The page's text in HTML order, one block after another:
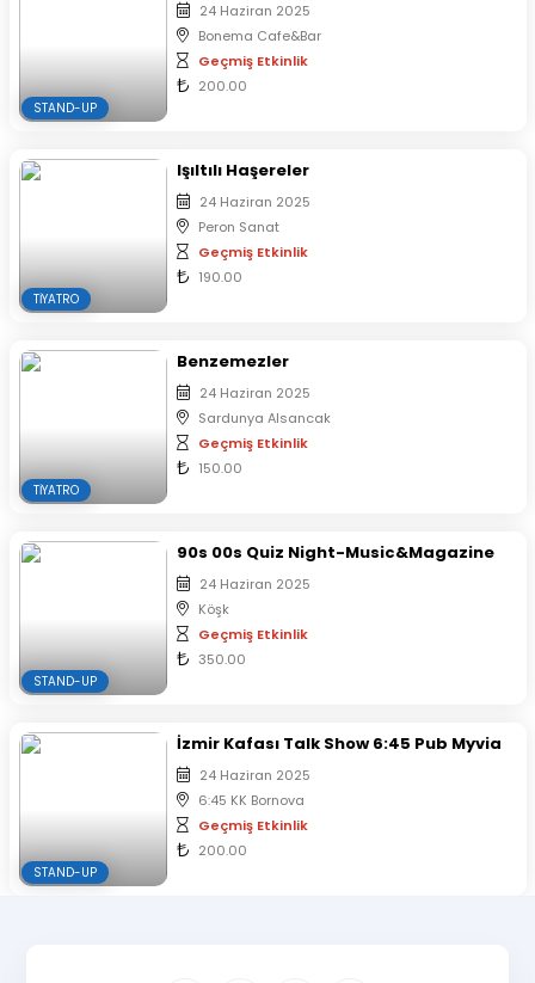
STAND-UP
24 Haziran 2025
Bonema Cafe&Bar
Geçmiş Etkinlik
200.00
TIYATRO
Işıltılı Haşereler
24 Haziran 2025
Peron Sanat
Geçmiş Etkinlik
190.00
TIYATRO
Benzemezler
24 Haziran 2025
Sardunya Alsancak
Geçmiş Etkinlik
150.00
STAND-UP
90s 00s Quiz Night-Music&Magazine
24 Haziran 2025
Köşk
Geçmiş Etkinlik
350.00
STAND-UP
İzmir Kafası Talk Show 6:45 Pub Myvia
24 Haziran 2025
6:45 KK Bornova
Geçmiş Etkinlik
200.00